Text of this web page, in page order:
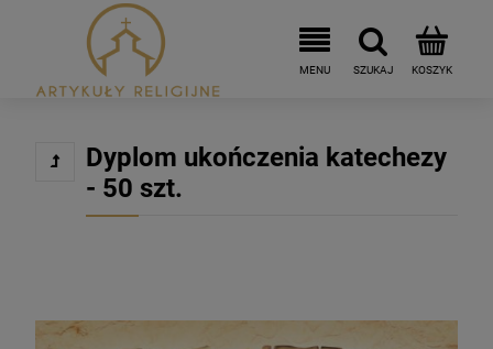
Dyplom ukończenia katechezy
- 50 szt.